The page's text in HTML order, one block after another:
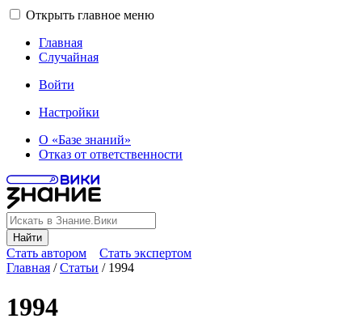
Открыть главное меню
Главная
Случайная
Войти
Настройки
О «Базе знаний»
Отказ от ответственности
Найти
Стать автором
Стать экспертом
Главная /Статьи / 1994
1994